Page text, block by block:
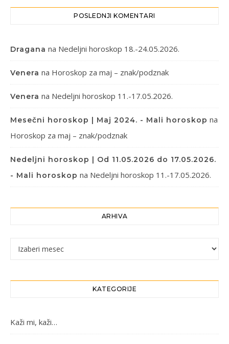
POSLEDNJI KOMENTARI
Dragana na Nedeljni horoskop 18.-24.05.2026.
Venera na Horoskop za maj – znak/podznak
Venera na Nedeljni horoskop 11.-17.05.2026.
Mesečni horoskop | Maj 2024. - Mali horoskop na
Horoskop za maj – znak/podznak
Nedeljni horoskop | Od 11.05.2026 do 17.05.2026.
- Mali horoskop na Nedeljni horoskop 11.-17.05.2026.
ARHIVA
Arhiva
KATEGORIJE
Kaži mi, kaži…